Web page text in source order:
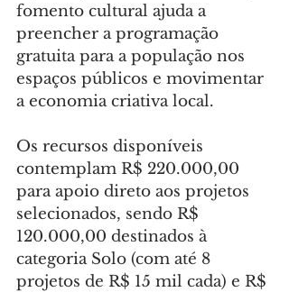
fomento cultural ajuda a
preencher a programação
gratuita para a população nos
espaços públicos e movimentar
a economia criativa local.
Os recursos disponíveis
contemplam R$ 220.000,00
para apoio direto aos projetos
selecionados, sendo R$
120.000,00 destinados à
categoria Solo (com até 8
projetos de R$ 15 mil cada) e R$